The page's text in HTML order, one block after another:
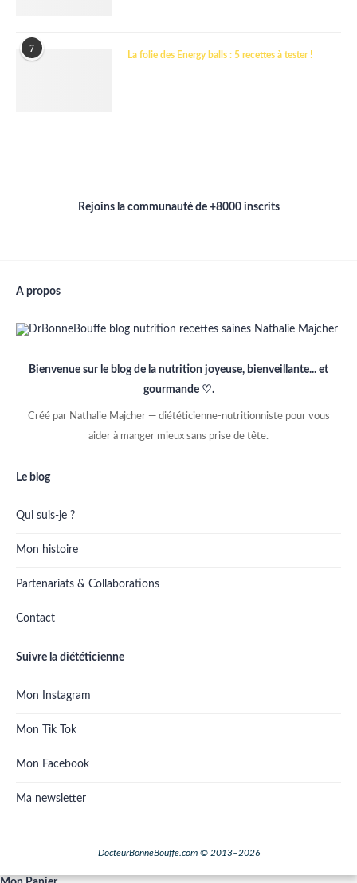
7
La folie des Energy balls : 5 recettes à tester !
Rejoins la communauté de +8000 inscrits
A propos
Bienvenue sur le blog de la nutrition joyeuse, bienveillante... et
gourmande ♡.
Créé par Nathalie Majcher — diététicienne-nutritionniste pour vous
aider à manger mieux sans prise de tête.
Le blog
Qui suis-je ?
Mon histoire
Partenariats & Collaborations
Contact
Suivre la diététicienne
Mon Instagram
Mon Tik Tok
Mon Facebook
Ma newsletter
DocteurBonneBouffe.com © 2013–2026